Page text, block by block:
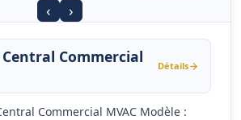
‹ ›
Commercial
Détails
Commercial MVAC Modèle :